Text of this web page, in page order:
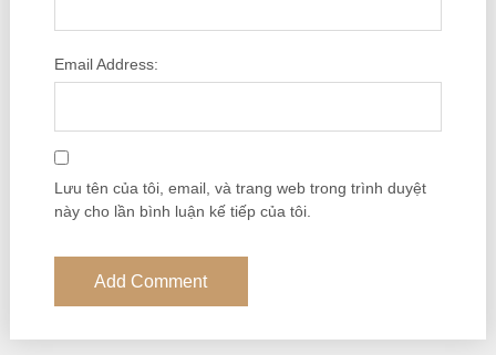
Email Address:
Lưu tên của tôi, email, và trang web trong trình duyệt
này cho lần bình luận kế tiếp của tôi.